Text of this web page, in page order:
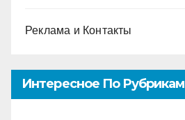
Реклама и Контакты
Интересное По Рубрикам